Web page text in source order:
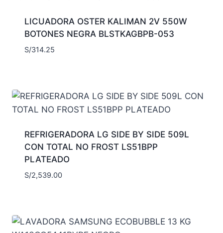
LICUADORA OSTER KALIMAN 2V 550W
BOTONES NEGRA BLSTKAGBPB-053
S/314.25
REFRIGERADORA LG SIDE BY SIDE 509L
CON TOTAL NO FROST LS51BPP
PLATEADO
S/2,539.00